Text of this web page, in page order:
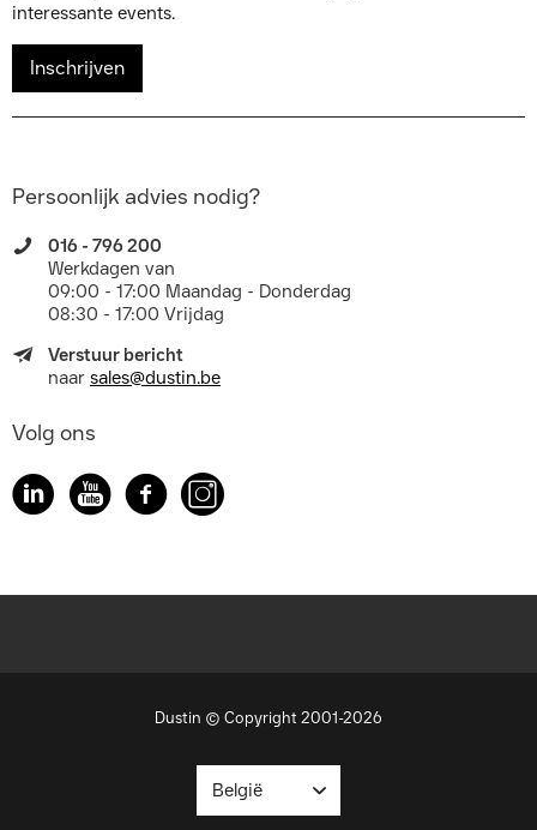
interessante events.
Inschrijven
Persoonlijk advies nodig?
016 - 796 200
Werkdagen van
09:00 - 17:00 Maandag - Donderdag
08:30 - 17:00 Vrijdag
Verstuur bericht
naar sales@dustin.be
Volg ons
Dustin © Copyright 2001-2026
België